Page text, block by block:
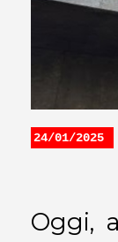
24/01/2025
Oggi,